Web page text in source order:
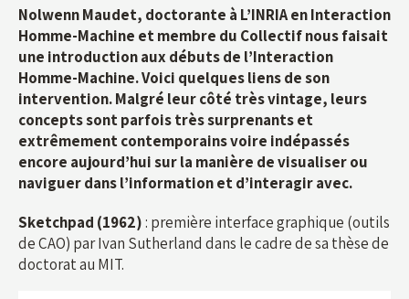
Nolwenn Maudet, doctorante à L’INRIA en Interaction
Homme-Machine et membre du Collectif nous faisait
une introduction aux débuts de l’Interaction
Homme-Machine. Voici quelques liens de son
intervention. Malgré leur côté très vintage, leurs
concepts sont parfois très surprenants et
extrêmement contemporains voire indépassés
encore aujourd’hui sur la manière de visualiser ou
naviguer dans l’information et d’interagir avec.
Sketchpad (1962): première interface graphique (outils
de CAO) par Ivan Sutherland dans le cadre de sa thèse de
doctorat au MIT.